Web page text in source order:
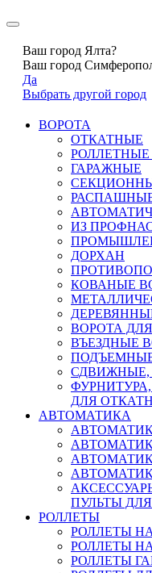
Ваш город Ялта?
Ваш город
Да
Выбрать другой город
ВОРОТА
ОТКАТНЫЕ
ГАРАЖНЫЕ
ИЗ
ДОРХАН
КОВАНЫЕ
ВОРОТА
ВЪЕЗДНЫЕ
СДВИЖНЫЕ,
ДЛЯ
АВТОМАТИКА
ПУЛЬТЫ
РОЛЛЕТЫ
РОЛЛЕТЫ
РОЛЛЕТЫ
РОЛЛЕТЫ